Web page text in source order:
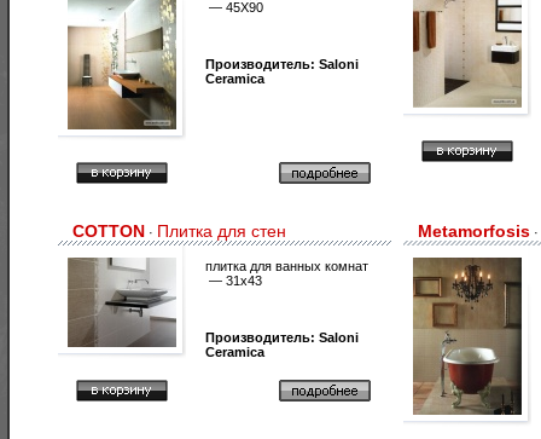
— 45X90
Производитель: Saloni
Ceramica
COTTON · Плитка для стен
плитка для ванных комнат
— 31x43
Производитель: Saloni
Ceramica
Metamorfosis ·